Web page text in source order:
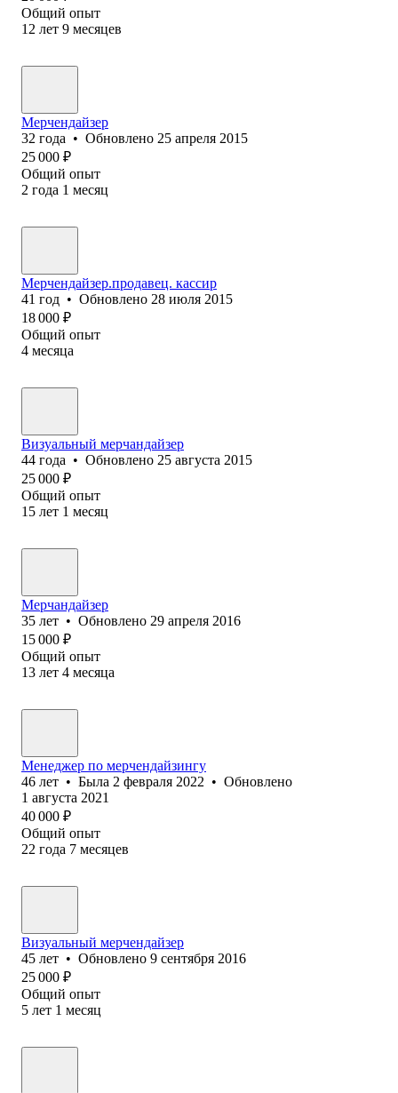
Общий опыт
12 лет 9 месяцев
Мерчендайзер
32 года • Обновлено 25 апреля 2015
25 000 ₽
Общий опыт
2 года 1 месяц
Мерчендайзер.продавец. кассир
41 год • Обновлено 28 июля 2015
18 000 ₽
Общий опыт
4 месяца
Визуальный мерчандайзер
44 года • Обновлено 25 августа 2015
25 000 ₽
Общий опыт
15 лет 1 месяц
Мерчандайзер
35 лет • Обновлено 29 апреля 2016
15 000 ₽
Общий опыт
13 лет 4 месяца
Менеджер по мерчендайзингу
46 лет • Была 2 февраля 2022 • Обновлено
1 августа 2021
40 000 ₽
Общий опыт
22 года 7 месяцев
Визуальный мерчендайзер
45 лет • Обновлено 9 сентября 2016
25 000 ₽
Общий опыт
5 лет 1 месяц